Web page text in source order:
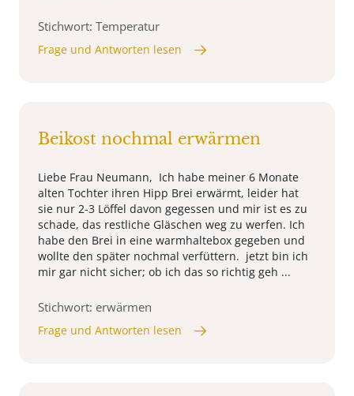
Stichwort: Temperatur
Frage und Antworten lesen
Beikost nochmal erwärmen
Liebe Frau Neumann, Ich habe meiner 6 Monate
alten Tochter ihren Hipp Brei erwärmt, leider hat
sie nur 2-3 Löffel davon gegessen und mir ist es zu
schade, das restliche Gläschen weg zu werfen. Ich
habe den Brei in eine warmhaltebox gegeben und
wollte den später nochmal verfüttern. jetzt bin ich
mir gar nicht sicher; ob ich das so richtig geh ...
Stichwort: erwärmen
Frage und Antworten lesen